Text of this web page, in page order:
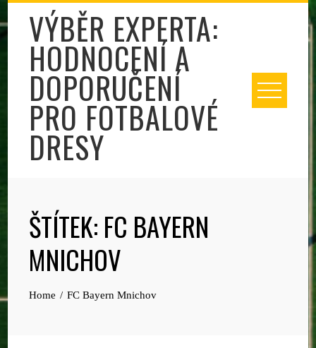
to
contentVÝBĚR EXPERTA:
HODNOCENÍ A
DOPORUČENÍ
PRO FOTBALOVÉ
DRESY
ŠTÍTEK: FC BAYERN
MNICHOV
Home FC Bayern Mnichov